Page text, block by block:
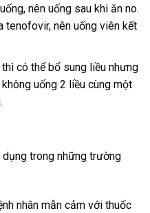
nên uống sau khi ăn no.
nên uống viên kết
có thể bổ sung liều nhưng
uống 2 liều cùng một
trong những trường
nhân mẫn cảm với thuốc